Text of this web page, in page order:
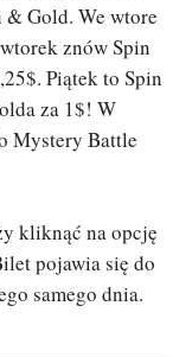
& Gold. We wtore
znów Spin
Piątek to Spin
za 1$! W
Mystery Battle
kliknąć na opcję
pojawia się do
samego dnia.